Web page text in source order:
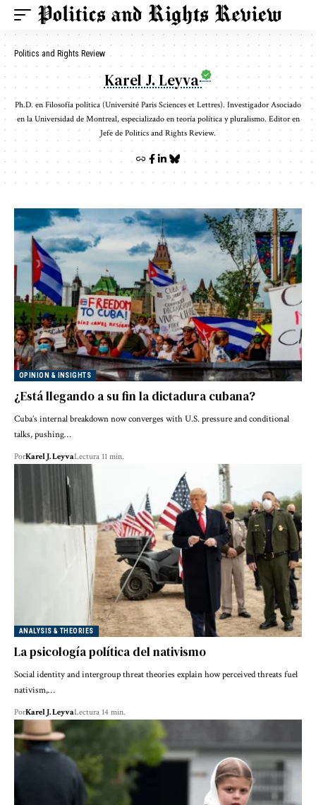
Politics and Rights Review
Karel J. Leyva
Ph.D. en Filosofía política (Université Paris Sciences et Lettres). Investigador Asociado
en la Universidad de Montreal, especializado en teoría política y pluralismo. Editor en
Jefe de Politics and Rights Review.
OPINION & INSIGHTS
¿Está llegando a su fin la dictadura cubana?
Cuba’s internal breakdown now converges with U.S. pressure and conditional
talks, pushing…
PorKarel J. LeyvaLectura 11 min.
ANALYSIS & THEORIES
La psicología política del nativismo
Social identity and intergroup threat theories explain how perceived threats fuel
nativism,…
PorKarel J. LeyvaLectura 14 min.